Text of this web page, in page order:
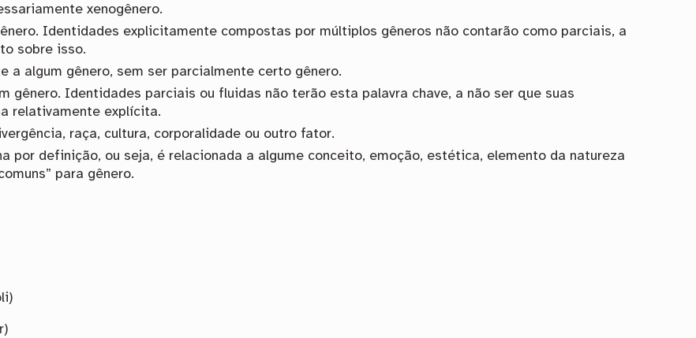
xenogênero.
Identidades explicitamente compostas por múltiplos gêneros não contarão como parciais, a
sobre isso.
algum gênero, sem ser parcialmente certo gênero.
gênero. Identidades parciais ou fluidas não terão esta palavra chave, a não ser que suas
relativamente explícita.
raça, cultura, corporalidade ou outro fator.
por definição, ou seja, é relacionada a algume conceito, emoção, estética, elemento da natureza
para gênero.